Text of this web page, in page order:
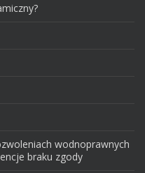
wodnoprawnych
braku zgody